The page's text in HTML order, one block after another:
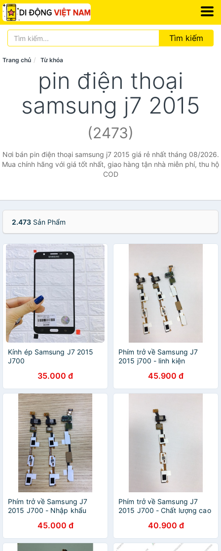
Tìm kiếm
Trang chủ Từ khóa
pin điện thoại
samsung j7 2015
(2473)
Nơi bán pin điện thoại samsung j7 2015 giá rẻ nhất tháng 08/2026.
Mua chính hãng với giá tốt nhất, giao hàng tận nhà miễn phí, thu hộ
COD
2.473 Sản Phẩm
Kính ép Samsung J7 2015
J700
35.000 đ
Phím trở về Samsung J7
2015 j700 - linh kiện
45.900 đ
Phím trở về Samsung J7
2015 J700 - Nhập khẩu
45.000 đ
Phím trở về Samsung J7
2015 J700 - Chất lượng cao
40.900 đ